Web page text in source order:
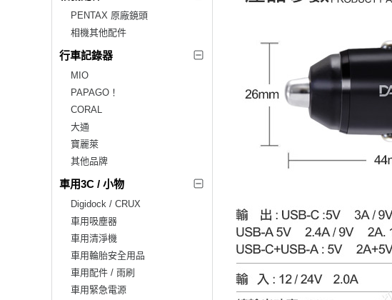
PENTAX 原廠鏡頭
相機其他配件
行車記錄器
MIO
PAPAGO！
CORAL
大通
寶麗萊
其他品牌
車用3C / 小物
Digidock / CRUX
車用吸塵器
車用清淨機
車用輪胎安全用品
車用配件 / 雨刷
車用緊急電源